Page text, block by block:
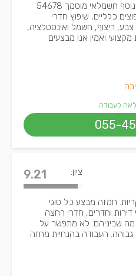
שניאור חיו, הינו קבלן בקריות. בנוסף חשמלאי מוסמך 54678
כלליים, שיפוץ חדרי
צבע, ריצוף, חשמל ואינסטלציה,
ואמין אנו מבצעים
לעבודה
055-
ציון: 9.21
חמזה מבצע כל סוגי
דירות וחדרים, חדרי רחצה
מה שביניהם. לא מתפשר על
העבודה בהנחיית מחזה